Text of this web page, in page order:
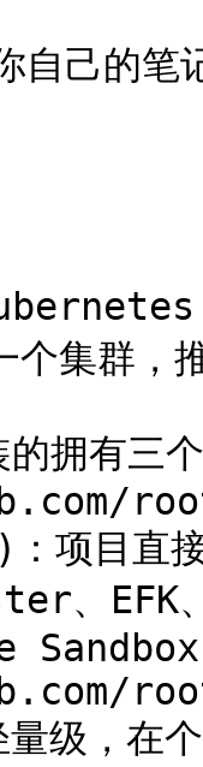
己的笔
个集群，
拥有
目直接
、
级，在